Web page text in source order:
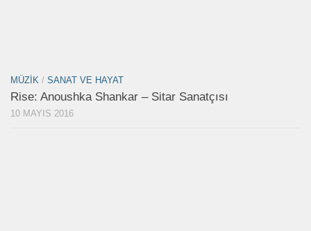
MÜZIK / SANAT VE HAYAT
Rise: Anoushka Shankar – Sitar Sanatçısı
10 MAYIS 2016